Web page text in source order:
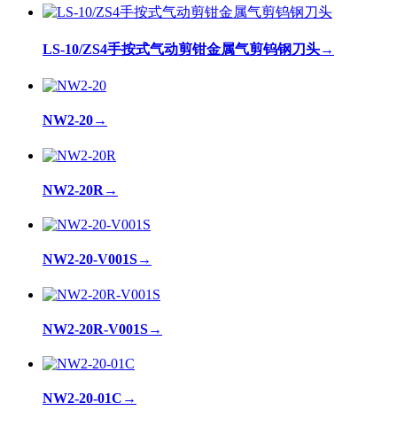
LS-10/ZS4手按式气动剪钳金属气剪钨钢刀头→
NW2-20→
NW2-20R →
NW2-20-V001S→
NW2-20R-V001S→
NW2-20-01C →